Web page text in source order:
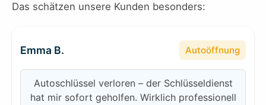
Das schätzen unsere Kunden besonders:
Emma B. Autoöffnung
Autoschlüssel verloren – der Schlüsseldienst
hat mir sofort geholfen. Wirklich professionell